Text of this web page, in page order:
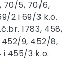
70/5, 70/6,
2 i 69/3 k.o.
1783, 458,
452/9, 452/8,
455/3 k.o.